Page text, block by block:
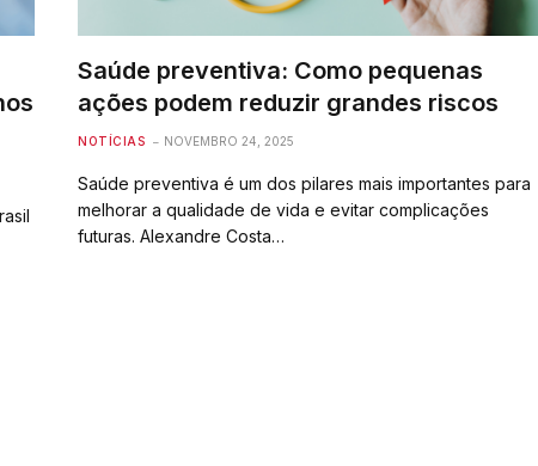
Saúde preventiva: Como pequenas
ações podem reduzir grandes riscos
NOTÍCIAS NOVEMBRO 24, 2025
Saúde preventiva é um dos pilares mais importantes para
melhorar a qualidade de vida e evitar complicações
futuras. Alexandre Costa…